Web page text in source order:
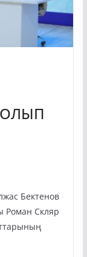
Бектенов
Роман Скляр